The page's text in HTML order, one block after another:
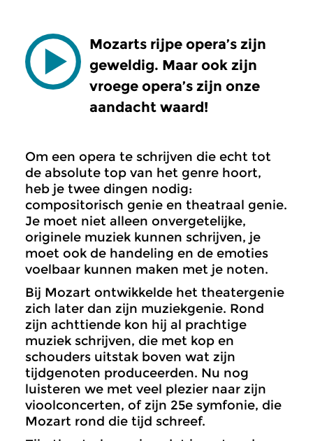
Mozarts rijpe opera’s zijn
geweldig. Maar ook zijn
vroege opera’s zijn onze
aandacht waard!
Om een opera te schrijven die echt tot
de absolute top van het genre hoort,
heb je twee dingen nodig:
compositorisch genie en theatraal genie.
Je moet niet alleen onvergetelijke,
originele muziek kunnen schrijven, je
moet ook de handeling en de emoties
voelbaar kunnen maken met je noten.
Bij Mozart ontwikkelde het theatergenie
zich later dan zijn muziekgenie. Rond
zijn achttiende kon hij al prachtige
muziek schrijven, die met kop en
schouders uitstak boven wat zijn
tijdgenoten produceerden. Nu nog
luisteren we met veel plezier naar zijn
vioolconcerten, of zijn 25e symfonie, die
Mozart rond die tijd schreef.